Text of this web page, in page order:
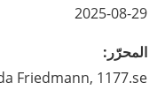
2025-08-29
المحرّر :
Friedmann, 1177.se, هيئة التحرير الوطنية